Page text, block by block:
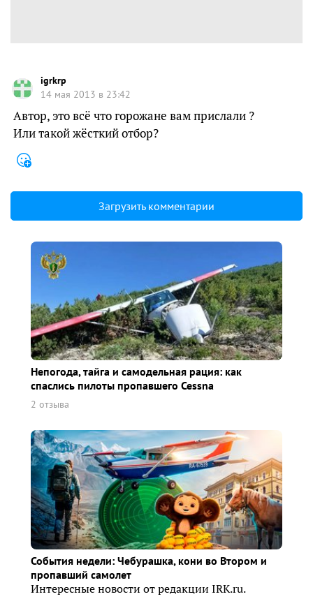
igrkrp
14 мая 2013 в 23:42
Автор, это всё что горожане вам прислали ?
Или такой жёсткий отбор?
Загрузить комментарии
Непогода, тайга и самодельная рация: как
спаслись пилоты пропавшего Cessna
2 отзыва
События недели: Чебурашка, кони во Втором и
пропавший самолет
Интересные новости от редакции IRK.ru.